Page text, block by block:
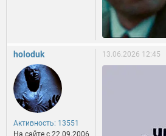
holoduk
Активность: 13551
13.06.2026 12:45